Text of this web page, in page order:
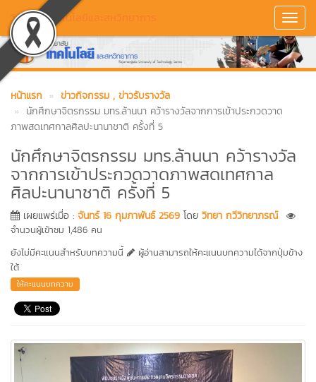
วิทยาลัยเทคโนโลยีและสหวิทยาการ
หน้าแรก ข่าวกิจกรรม , ข่าวรับรางวัล
นักศึกษาจิตรกรรม มทร.ล้านนา คว้ารางวัลจากการเข้าประกวดวาด
ภาพสดเทศกาลศิลปะนานาชาติ ครั้งที่ 5
นักศึกษาจิตรกรรม มทร.ล้านนา คว้ารางวัล
จากการเข้าประกวดวาดภาพสดเทศกาล
ศิลปะนานาชาติ ครั้งที่ 5
เผยแพร่เมื่อ : จันทร์ 16 กุมภาพันธ์ 2569 โดย วิทยา กวีวิทยาภรณ์
จำนวนผู้เข้าชม 1,486 คน
ยังไม่มีคะแนนสำหรับบทความนี้
ผู้อ่านสามารถให้คะแนนบทความได้จากปุ่มข้าง
ใต้
ให้คะแนนบทความ